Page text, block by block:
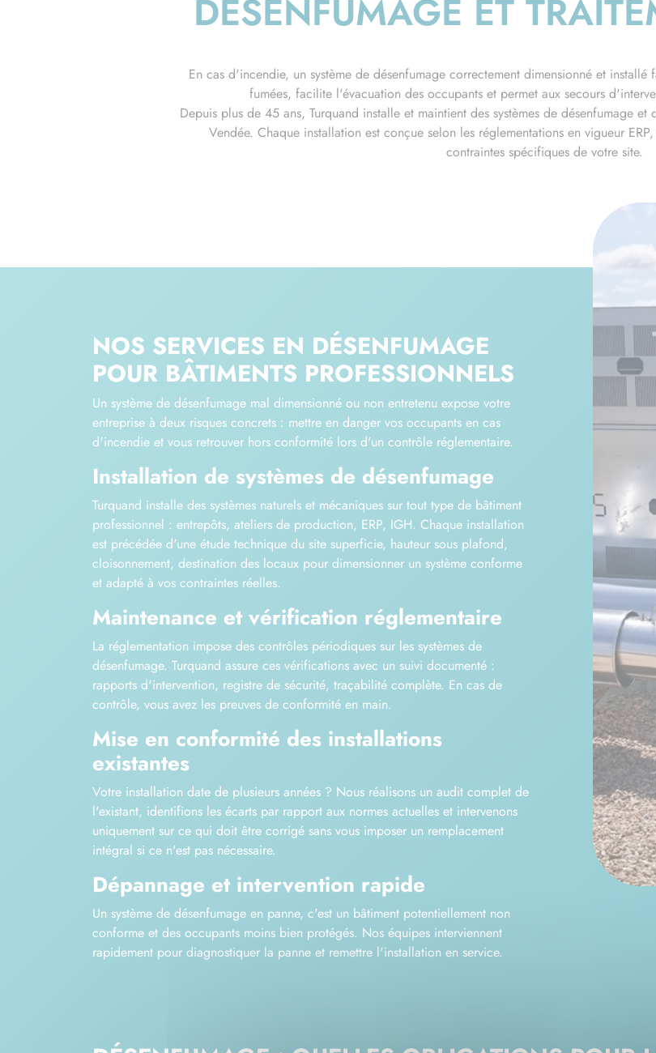
DÉSENFUMAGE ET
En cas d'incendie, un système de désenfumage correctement dimensionné et
fumées, facilite l'évacuation des occupants et permet aux secours
Depuis plus de 45 ans, Turquand installe et maintient des systèmes de désenfumage
Vendée. Chaque installation est conçue selon les réglementations en vigueur
contraintes spécifiques de votre site.
NOS SERVICES EN DÉSENFUMAGE
POUR BÂTIMENTS PROFESSIONNELS
Un système de désenfumage mal dimensionné ou non entretenu expose votre
entreprise à deux risques concrets : mettre en danger vos occupants en cas
d'incendie et vous retrouver hors conformité lors d'un contrôle réglementaire.
Installation de systèmes de désenfumage
Turquand installe des systèmes naturels et mécaniques sur tout type de bâtiment
professionnel : entrepôts, ateliers de production, ERP, IGH. Chaque installation
est précédée d'une étude technique du site superficie, hauteur sous plafond,
cloisonnement, destination des locaux pour dimensionner un système conforme
et adapté à vos contraintes réelles.
Maintenance et vérification réglementaire
La réglementation impose des contrôles périodiques sur les systèmes de
désenfumage. Turquand assure ces vérifications avec un suivi documenté :
rapports d'intervention, registre de sécurité, traçabilité complète. En cas de
contrôle, vous avez les preuves de conformité en main.
Mise en conformité des installations
existantes
Votre installation date de plusieurs années ? Nous réalisons un audit complet de
l'existant, identifions les écarts par rapport aux normes actuelles et intervenons
uniquement sur ce qui doit être corrigé sans vous imposer un remplacement
intégral si ce n'est pas nécessaire.
Dépannage et intervention rapide
Un système de désenfumage en panne, c'est un bâtiment potentiellement non
conforme et des occupants moins bien protégés. Nos équipes interviennent
rapidement pour diagnostiquer la panne et remettre l'installation en service.